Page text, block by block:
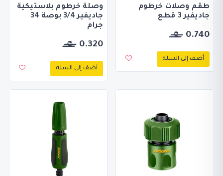
طقم وصلات خرطوم
جاديفير 3 قطع
0.740
أضف إلى السلة
وصلة خرطوم بلاستيكية
جاديفير 3/4 بوصة 34
جرام
0.320
أضف إلى السلة